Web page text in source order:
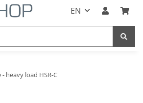
EN
heavy load HSR-C